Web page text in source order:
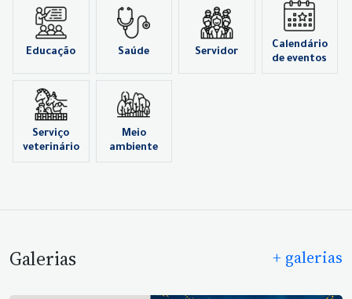
Educação Saúde Servidor
Calendário
de eventos
Serviço
veterinário
Meio
ambiente
Galerias + galerias